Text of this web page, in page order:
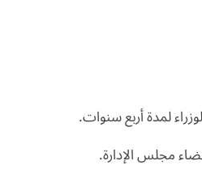
مجلس الإدارة.